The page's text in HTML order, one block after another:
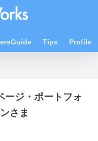
Tips Profile
ージ・ポートフォ
さま